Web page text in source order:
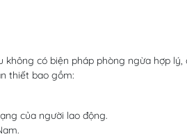
có biện pháp phòng ngừa hợp
thiết bao gồm:
của người lao động.